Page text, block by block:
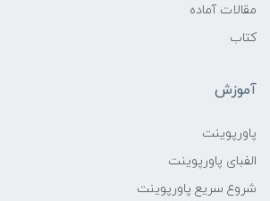
مقالات آماده
کتاب
آموزش
پاورپوینت
الفبای پاورپوینت
شروع سریع پاورپوینت